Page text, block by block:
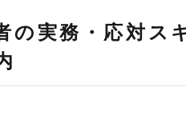
の実務・応対ス